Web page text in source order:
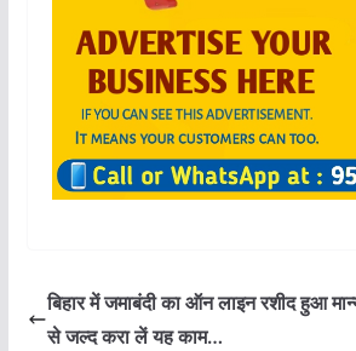
बिहार में जमाबंदी का ऑन लाइन रशीद हुआ
से जल्द करा लें यह काम…